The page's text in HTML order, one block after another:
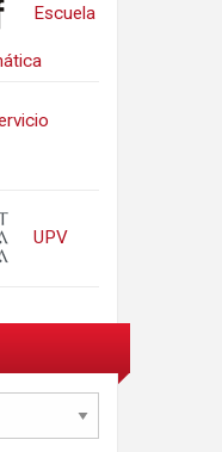
Escuela
UPV